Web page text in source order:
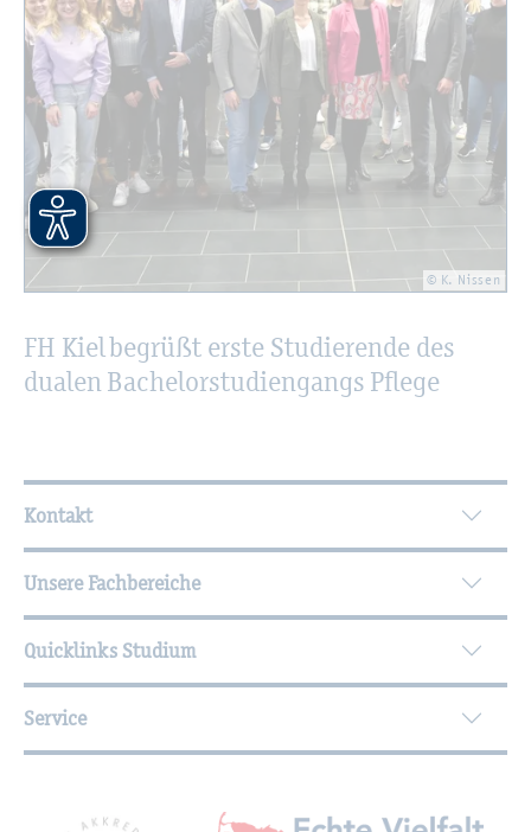
© K. Nis­sen
FH Kiel be­grü­ßt erste Stu­die­ren­de des
dua­len Ba­che­lor­stu­di­en­gangs Pfle­ge
Wei­ter­füh­ren­de In­for­ma­tio­nen
Kontakt
Unsere Fachbereiche
Quicklinks Studium
Service
Mit­glied­schaf­ten,